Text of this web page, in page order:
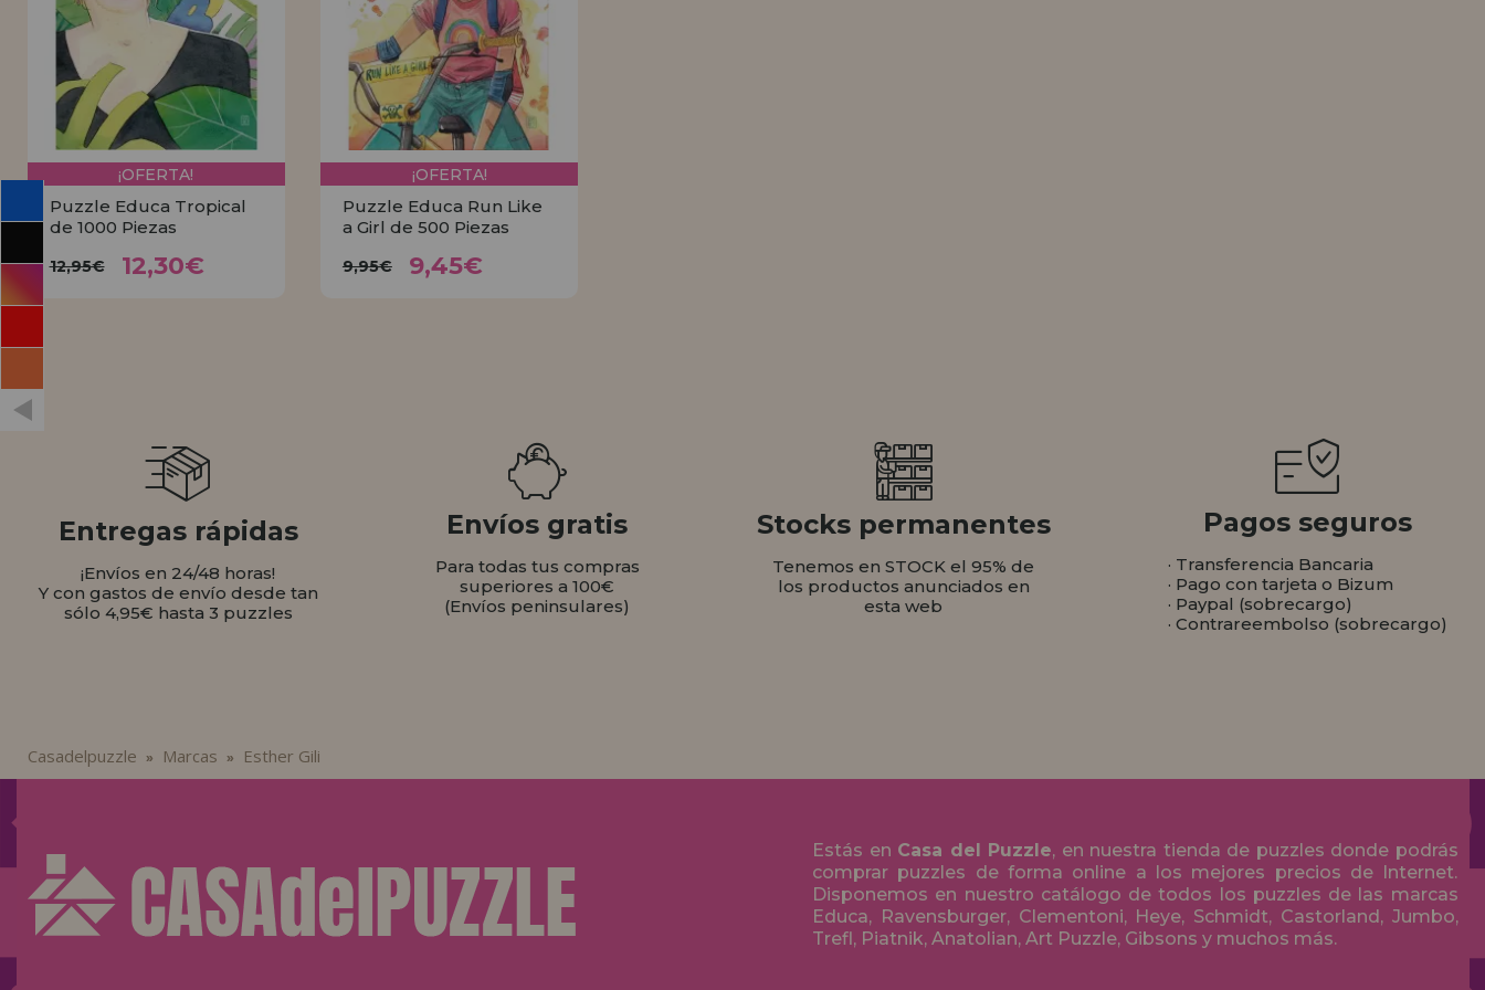
INFORMACIÓN
955 333 133
info@casadelpuzzle.com
¡OFERTA!
Puzzle Educa Tropical
de 1000 Piezas
12,95€ 12,30€
¡OFERTA!
Puzzle Educa Run Like
a Girl de 500 Piezas
9,95€ 9,45€
Entregas rápidas
¡Envíos en 24/48 horas!
Y con gastos de envío desde tan
sólo 4,95€ hasta 3 puzzles
Envíos gratis
Para todas tus compras
superiores a 100€
(Envíos peninsulares)
Stocks permanentes
Tenemos en STOCK el 95% de
los productos anunciados en
esta web
Pagos seguros
· Transferencia Bancaria
· Pago con tarjeta o Bizum
· Paypal (sobrecargo)
· Contrareembolso (sobrecargo)
Casadelpuzzle » Marcas » Esther Gili
Estás en Casa del Puzzle, en nuestra tienda de puzzles donde podrás
comprar puzzles de forma online a los mejores precios de Internet.
Disponemos en nuestro catálogo de todos los puzzles de las marcas
Educa, Ravensburger, Clementoni, Heye, Schmidt, Castorland, Jumbo,
Trefl, Piatnik, Anatolian, Art Puzzle, Gibsons y muchos más.